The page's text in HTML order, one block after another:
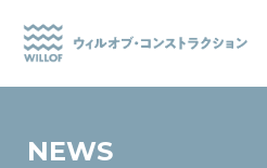
NEWS